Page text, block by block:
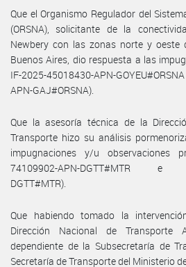
Que el Organismo Regulador del
(ORSNA), solicitante de la
Newbery con las zonas norte y oeste
Buenos Aires, dio respuesta a las
IF-2025-45018430-APN-
APN-GAJ#ORSNA).
Que la asesoría técnica de la
Transporte hizo su análisis
impugnaciones y/u observaciones
74109902-APN-DGTT#MTR e
DGTT#MTR).
Que habiendo tomado la
Dirección Nacional de Transporte
dependiente de la Subsecretaría de
Secretaría de Transporte del Ministerio